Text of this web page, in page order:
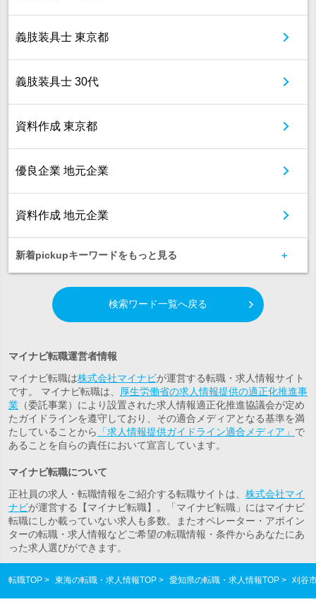
義肢装具士 東京都
義肢装具士 30代
資料作成 東京都
優良企業 地元企業
資料作成 地元企業
新着pickupキーワードをもっと見る
検索ワード一覧へ戻る
マイナビ転職運営者情報
マイナビ転職は株式会社マイナビが運営する転職・求人情報サイト
です。 マイナビ転職は、
厚生労働省の求人情報提供の適正化推進事
業 （委託事業）により設置された求人情報適正化推進協議会が定め
たガイドラインを遵守しており、その適合メディアとなる基準を満
たしていることから
「求人情報提供ガイドライン適合メディア」 で
あることを自らの責任において宣言しています。
マイナビ転職について
正社員の求人・転職情報をご紹介する転職サイトは、 株式会社マイ
ナビが運営する【マイナビ転職】。「マイナビ転職」にはマイナビ
転職にしか載っていない求人も多数。またオペレーター・アポイン
ターの転職・求人情報などご希望の転職情報・条件からあなたにあ
った求人選びができます。
転職TOP 東海の転職・求人情報TOP 愛知県の転職・求人情報TOP 刈谷